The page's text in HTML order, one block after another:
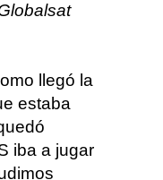
llegó la
estaba
iba a jugar